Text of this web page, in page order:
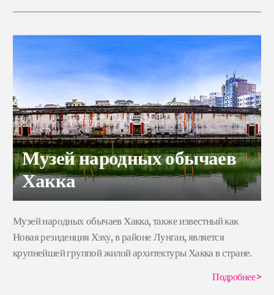
Музей народных обычаев
Хакка
Музей народных обычаев Хакка, также известный как
Новая резиденция Хэху, в районе Лунган, является
крупнейшей группой жилой архитектуры Хакка в стране.
Подробнее>